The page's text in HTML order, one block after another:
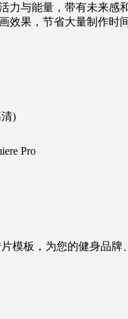
力与能量，带有未来感
效果，节省大量制作时间
清)
Pro
模板，为您的健身品牌